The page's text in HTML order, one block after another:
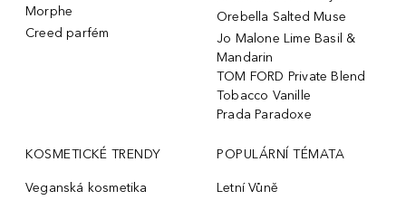
Morphe
Creed parfém
Orebella Salted Muse
Jo Malone Lime Basil &
Mandarin
TOM FORD Private Blend
Tobacco Vanille
Prada Paradoxe
KOSMETICKÉ TRENDY
Veganská kosmetika
POPULÁRNÍ TÉMATA
Letní Vůně